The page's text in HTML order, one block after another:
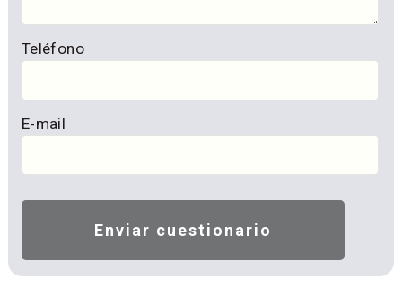
Teléfono
E-mail